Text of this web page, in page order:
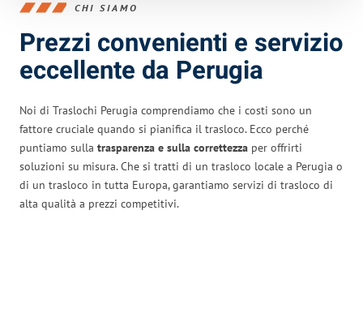
CHI SIAMO
Prezzi convenienti e servizio
eccellente da Perugia
Noi di Traslochi Perugia comprendiamo che i costi sono un
fattore cruciale quando si pianifica il trasloco. Ecco perché
puntiamo sulla trasparenza e sulla correttezza per offrirti
soluzioni su misura. Che si tratti di un trasloco locale a Perugia o
di un trasloco in tutta Europa, garantiamo servizi di trasloco di
alta qualità a prezzi competitivi.